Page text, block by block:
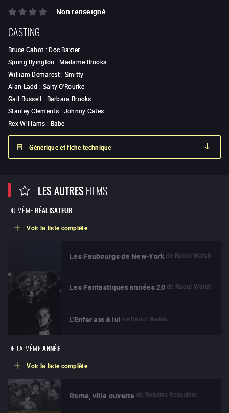
Non renseigné
CASTING
Bruce Cabot : Doc Baxter
Spring Byington : Madame Brooks
William Demarest: Smitty
Alan Ladd : Salty O'Rourke
Gail Russell : Barbara Brooks
Stanley Clements: Johnny Cates
Rex Williams : Babe
Générique et fiche technique
LES AUTRESFILMS
DU MÊME RÉALISATEUR
Voir la liste complète
Les Faubourgs de New-York de Raoul Walsh
Les Fantastiques années 20 de Raoul Walsh
L'Enfer est à lui de Raoul Walsh
DE LA MÊME ANNÉE
Voir la liste complète
Rome, ville ouverte de Roberto Rossellini